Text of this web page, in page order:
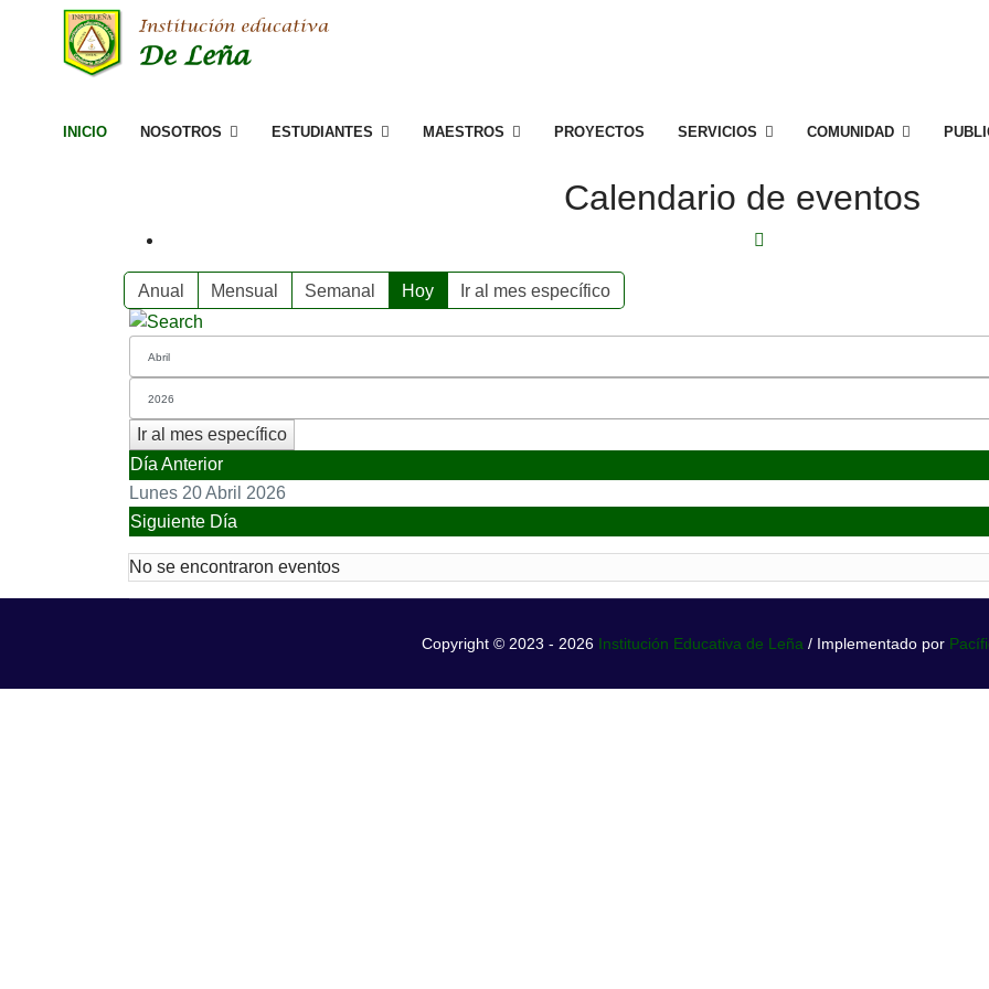
INICIO NOSOTROS ESTUDIANTES MAESTROS PROYECTOS SERVICIOS COMUNIDAD
Calendario de eventos
Anual Mensual Semanal Hoy Ir al mes específico
Ir al mes específico
Día Anterior
Lunes 20 Abril 2026
Siguiente Día
No se encontraron eventos
Copyright © 2023 - 2026 Institución Educativa de Leña / Implementado por